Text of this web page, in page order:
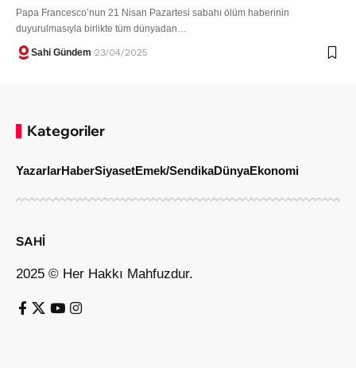
Papa Francesco’nun 21 Nisan Pazartesi sabahı ölüm haberinin
duyurulmasıyla birlikte tüm dünyadan…
Sahi Gündem 23/04/2025
Kategoriler
YazarlarHaberSiyasetEmek/SendikaDünyaEkonomi
SAHİ
2025 © Her Hakkı Mahfuzdur.